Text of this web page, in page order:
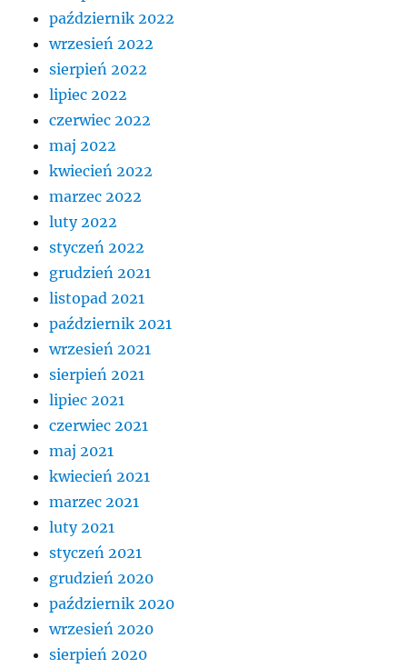
październik 2022
wrzesień 2022
sierpień 2022
lipiec 2022
czerwiec 2022
maj 2022
kwiecień 2022
marzec 2022
luty 2022
styczeń 2022
grudzień 2021
listopad 2021
październik 2021
wrzesień 2021
sierpień 2021
lipiec 2021
czerwiec 2021
maj 2021
kwiecień 2021
marzec 2021
luty 2021
styczeń 2021
grudzień 2020
październik 2020
wrzesień 2020
sierpień 2020